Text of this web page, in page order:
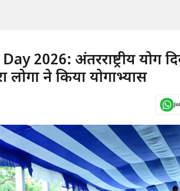
2026: अंतरराष्ट्रीय योग
ने किया योगाभ्यास